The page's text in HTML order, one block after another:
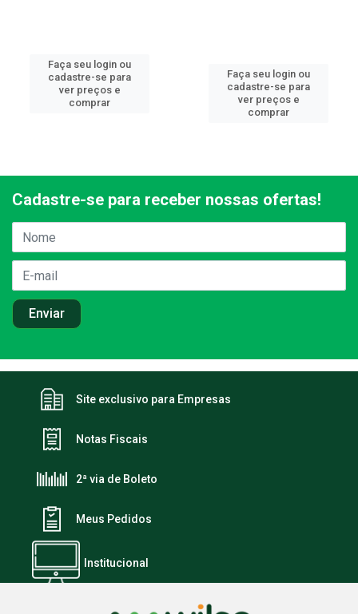
Faça seu login ou
cadastre-se para
ver preços e
comprar
Faça seu login ou
cadastre-se para
ver preços e
comprar
Cadastre-se para receber nossas ofertas!
Site exclusivo para Empresas
Notas Fiscais
2ª via de Boleto
Meus Pedidos
Institucional